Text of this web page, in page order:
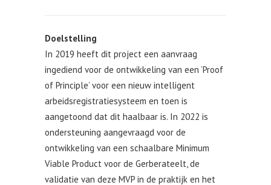
Doelstelling
In 2019 heeft dit project een aanvraag
ingediend voor de ontwikkeling van een ‘Proof
of Principle’ voor een nieuw intelligent
arbeidsregistratiesysteem en toen is
aangetoond dat dit haalbaar is. In 2022 is
ondersteuning aangevraagd voor de
ontwikkeling van een schaalbare Minimum
Viable Product voor de Gerberateelt, de
validatie van deze MVP in de praktijk en het